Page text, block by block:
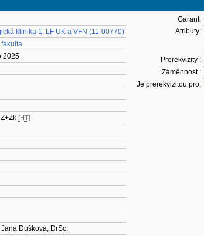
klinika 1. LF UK a VFN (11-00770)
2025
[HT]
Dušková, DrSc.
Garant:
Atributy:
Prerekvizity :
Záměnnost :
Je prerekvizitou pro: